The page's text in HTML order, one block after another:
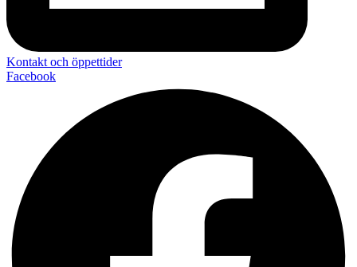
Kontakt och öppettider
Facebook